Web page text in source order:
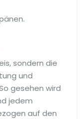
sondern die
und
gesehen wird
jedem
auf den